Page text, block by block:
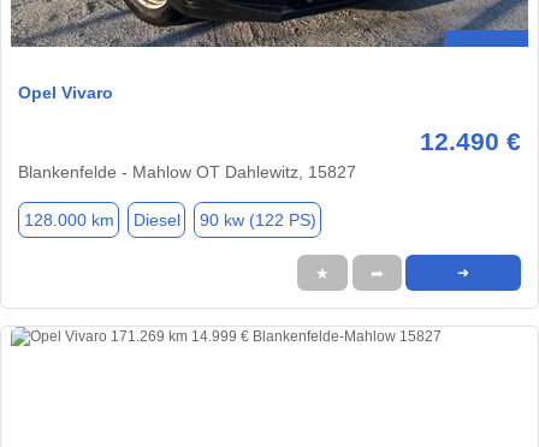
Opel Vivaro
12.490 €
Blankenfelde - Mahlow OT Dahlewitz, 15827
128.000 km Diesel 90 kw (122 PS)
★ ➦ ➜